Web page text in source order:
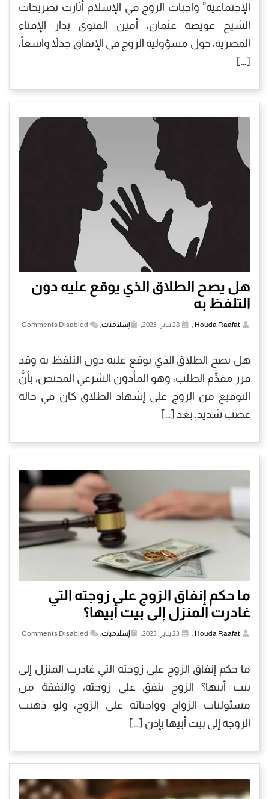
الإجتماعية” واجبات الزوج في الإسلام أثارت تصريحات
الشيخ عويضة عثمان، أمين الفتوى بدار الإفتاء
المصرية، حول مسؤولية الزوج في الإنفاق جدلاً واسعاً،
[…]
هل يصح الطلاق الذي يوقع عليه دون
التلفظ به
Houda Raafat
, إسلاميات,
Comments Disabled
هل يصح الطلاق الذي يوقع عليه دون التلفظ به وقد
قرر مقدِّم الطلب، وهو المأذون الشرعي المختص، بأنَّ
التوقيع من الزوج على إشهاد الطلاق كان في حالة
غضب شديد. بعد […]
ما حكم إنفاق الزوج على زوجته التي
غادرت المنزل إلى بيت أبيها؟
Houda Raafat
, إسلاميات,
Comments Disabled
ما حكم إنفاق الزوج على زوجته التي غادرت المنزل إلى
بيت أبيها؟ الزوج ينفق على زوجته، والنفقة من
مسئوليات الزواج وواجباته على الزوج، ولو ذهبت
الزوجة إلى بيت أبيها بإذن […]